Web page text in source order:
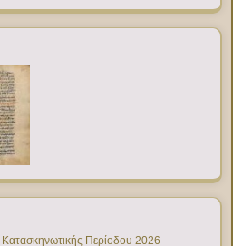
Περίοδου 2026